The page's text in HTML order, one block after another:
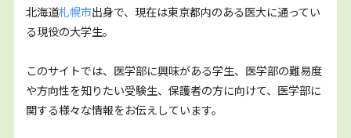
北海道札幌市出身で、現在は東京都内のある医大に通ってい
る現役の大学生。
このサイトでは、医学部に興味がある学生、医学部の難易度
や方向性を知りたい受験生、保護者の方に向けて、医学部に
関する様々な情報をお伝えしています。